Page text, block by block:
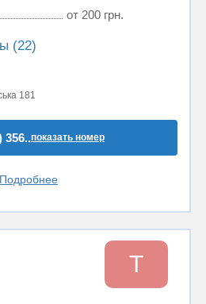
от 200 грн.
(22)
181
356..показать номер
Подробнее
Т